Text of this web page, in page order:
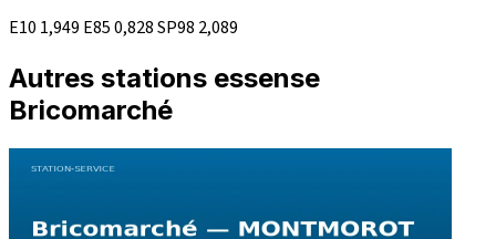
E10 1,949 E850,828SP98 2,089
Autres stations essense
Bricomarché